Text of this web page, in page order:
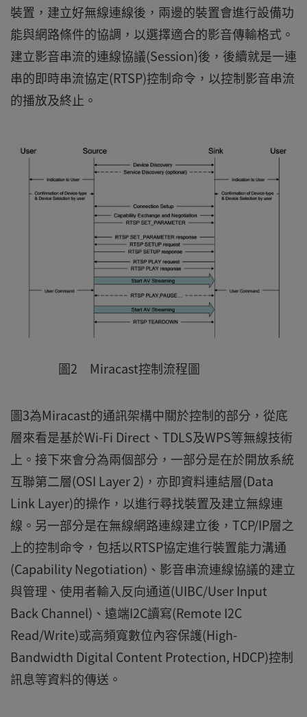
裝置，建立好無線連線後，兩邊的裝置會進行設備功
能與網路條件的協調，以選擇適合的影音傳輸格式。
建立影音串流的連線協議(Session)後，後續就是一連
串的即時串流協定(RTSP)控制命令，以控制影音串流
的播放及終止。
圖2 Miracast控制流程圖
圖3為Miracast的通訊架構中關於控制的部分，從底
層來看是基於Wi-Fi Direct、TDLS及WPS等無線技術
上。接下來會分為兩個部分，一部分是在於開放系統
互聯第二層(OSI Layer 2)，亦即資料連結層(Data
Link Layer)的操作，以進行尋找裝置及建立無線連
線。另一部分是在無線網路連線建立後，TCP/IP層之
上的控制命令，包括以RTSP協定進行裝置能力溝通
(Capability Negotiation)、影音串流連線協議的建立
與管理、使用者輸入反向通道(UIBC/User Input
Back Channel)、遠端I2C讀寫(Remote I2C
Read/Write)或高頻寬數位內容保護(High-
Bandwidth Digital Content Protection, HDCP)控制
訊息等資料的傳送。